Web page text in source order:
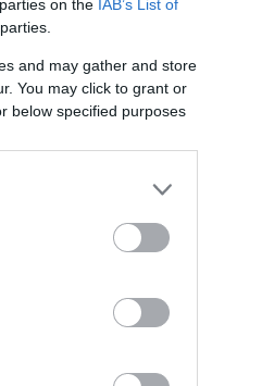
on the IAB’s List of
and may gather and store
You may click to grant or
below specified purposes
με